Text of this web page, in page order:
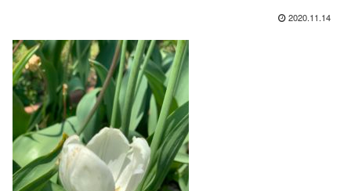
2020.11.14